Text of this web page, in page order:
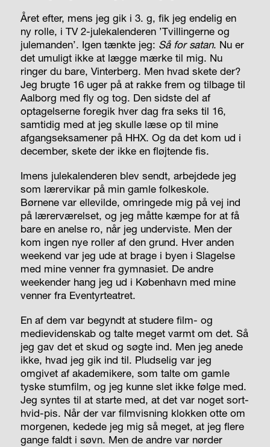
Året efter, mens jeg gik i 3. g, fik jeg endelig en
ny rolle, i TV 2-julekalenderen ’Tvillingerne og
julemanden’. Igen tænkte jeg: Så for satan. Nu er
det umuligt ikke at lægge mærke til mig. Nu
ringer du bare, Vinterberg. Men hvad skete der?
Jeg brugte 16 uger på at rakke frem og tilbage til
Aalborg med fly og tog. Den sidste del af
optagelserne foregik hver dag fra seks til 16,
samtidig med at jeg skulle læse op til mine
afgangseksamener på HHX. Og da det kom ud i
december, skete der ikke en fløjtende fis.
Imens julekalenderen blev sendt, arbejdede jeg
som lærervikar på min gamle folkeskole.
Børnene var ellevilde, omringede mig på vej ind
på lærerværelset, og jeg måtte kæmpe for at få
bare en anelse ro, når jeg underviste. Men der
kom ingen nye roller af den grund. Hver anden
weekend var jeg ude at brage i byen i Slagelse
med mine venner fra gymnasiet. De andre
weekender hang jeg ud i København med mine
venner fra Eventyrteatret.
En af dem var begyndt at studere film- og
medievidenskab og talte meget varmt om det. Så
jeg gav det et skud og søgte ind. Men jeg anede
ikke, hvad jeg gik ind til. Pludselig var jeg
omgivet af akademikere, som talte om gamle
tyske stumfilm, og jeg kunne slet ikke følge med.
Jeg syntes til at starte med, at det var noget sort-
hvid-pis. Når der var filmvisning klokken otte om
morgenen, kedede jeg mig så meget, at jeg flere
gange faldt i søvn. Men de andre var nørder